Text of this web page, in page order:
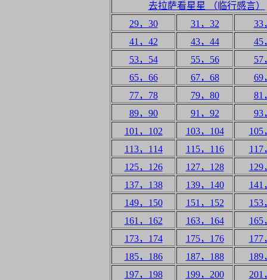
去拉萨看星星 （临行感言）
29，30
31，32
33
41，42
43，44
45
53，54
55，56
57
65，66
67，68
69
77，78
79，80
81
89，90
91，92
93
101，102
103，104
105
113，114
115，116
117
125，126
127，128
129
137，138
139，140
141
149，150
151，152
153
161，162
163，164
165
173，174
175，176
177
185，186
187，188
189
197，198
199，200
201